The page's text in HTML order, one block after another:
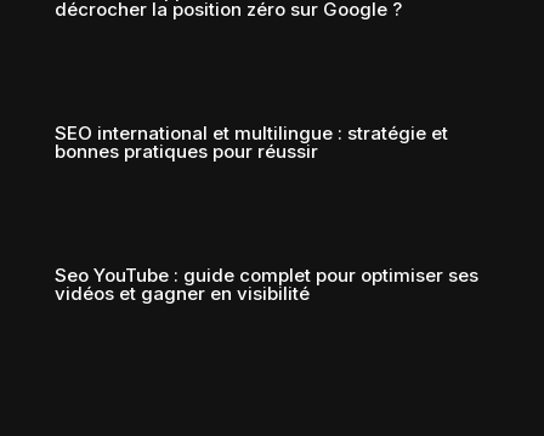
décrocher la position zéro sur Google ?
SEO international et multilingue : stratégie et
bonnes pratiques pour réussir
Seo YouTube : guide complet pour optimiser ses
vidéos et gagner en visibilité